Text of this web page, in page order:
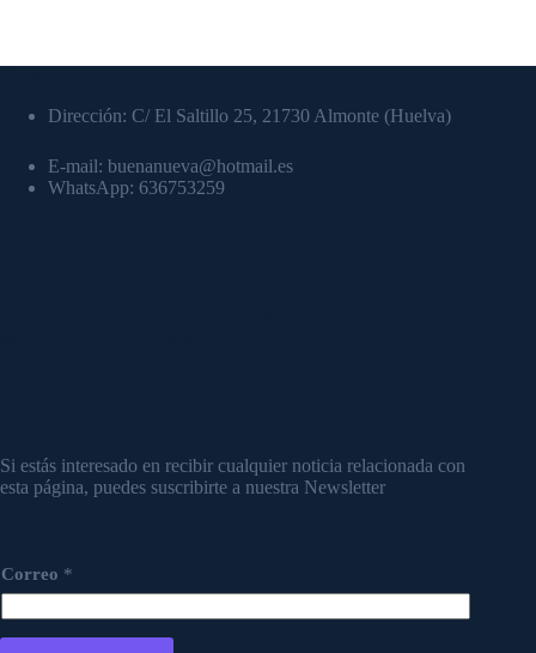
Dirección: C/ El Saltillo 25, 21730 Almonte (Huelva)
E-mail: buenanueva@hotmail.es
WhatsApp: 636753259
Si estás interesado en recibir cualquier noticia relacionada con
esta página, puedes suscribirte a nuestra Newsletter
Correo *